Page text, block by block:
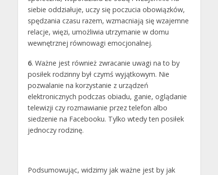
siebie oddziałuje, uczy się poczucia obowiązków,
spędzania czasu razem, wzmacniają się wzajemne
relacje, więzi, umożliwia utrzymanie w domu
wewnętrznej równowagi emocjonalnej.
6. Ważne jest również zwracanie uwagi na to by
posiłek rodzinny był czymś wyjątkowym. Nie
pozwalanie na korzystanie z urządzeń
elektronicznych podczas obiadu, ganie, oglądanie
telewizji czy rozmawianie przez telefon albo
siedzenie na Facebooku. Tylko wtedy ten posiłek
jednoczy rodzinę.
Podsumowując, widzimy jak ważne jest by jak